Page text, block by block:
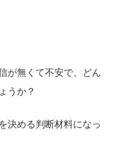
が無くて不安で、どん
うか？
決める判断材料になっ